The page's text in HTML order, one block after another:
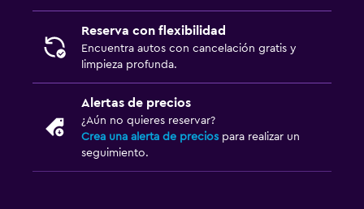
Reserva con flexibilidad
Encuentra autos con cancelación gratis y
limpieza profunda.
Alertas de precios
¿Aún no quieres reservar?
Crea una alerta de precios para realizar un
seguimiento.